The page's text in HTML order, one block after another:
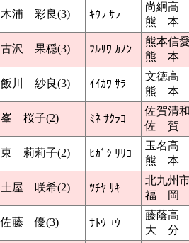
木浦 彩良(3) ｷｳﾗ ｻﾗ
尚絅高
熊 本
古沢 果穏(3) ﾌﾙｻﾜ ｶﾉﾝ
熊本信
熊 本
飯川 紗良(3) ｲｲｶﾜ ｻﾗ
文徳高
熊 本
峯 桜子(2) ﾐﾈ ｻｸﾗｺ
佐賀清
佐 賀
東 莉莉子(2) ﾋｶﾞｼ ﾘﾘｺ
玉名高
熊 本
土屋 咲希(2) ﾂﾁﾔ ｻｷ
北九州
福 岡
佐藤 優(3) ｻﾄｳ ﾕｳ
藤蔭高
大 分